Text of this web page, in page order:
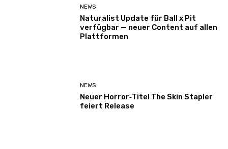
NEWS
Naturalist Update für Ball x Pit
verfügbar — neuer Content auf allen
Plattformen
NEWS
Neuer Horror‑Titel The Skin Stapler
feiert Release